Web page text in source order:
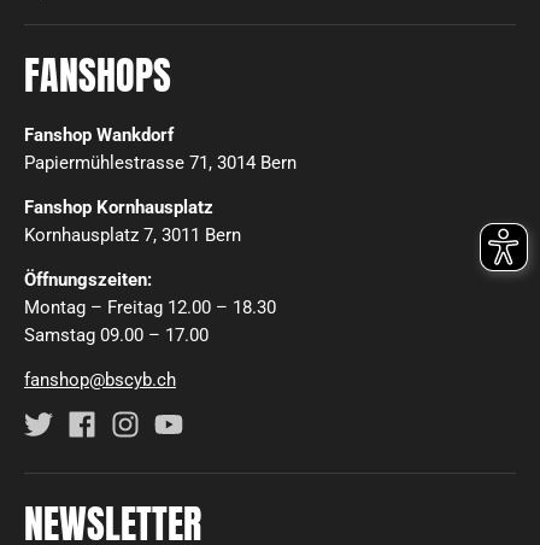
FANSHOPS
Fanshop Wankdorf
Papiermühlestrasse 71, 3014 Bern
Fanshop Kornhausplatz
Kornhausplatz 7, 3011 Bern
Öffnungszeiten:
Montag – Freitag 12.00 – 18.30
Samstag 09.00 – 17.00
fanshop@bscyb.ch
NEWSLETTER